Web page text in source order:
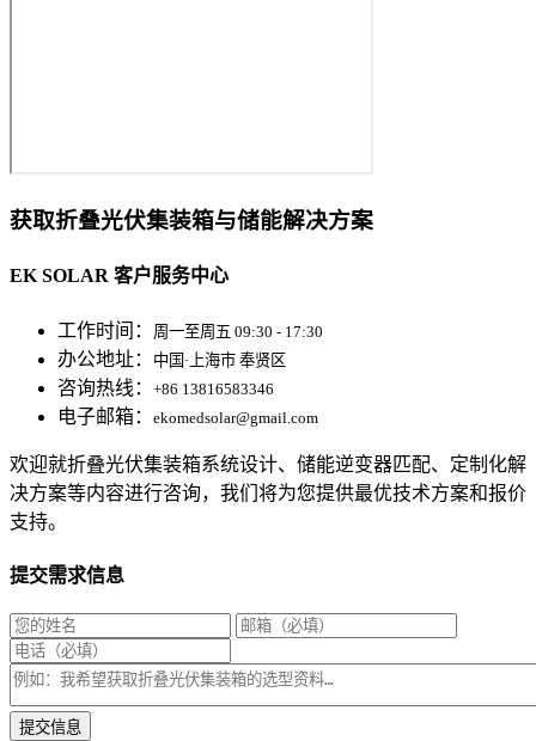
获取折叠光伏集装箱与储能解决方案
EK SOLAR 客户服务中心
工作时间： 周一至周五 09:30 - 17:30
办公地址： 中国·上海市 奉贤区
咨询热线： +86 13816583346
电子邮箱： ekomedsolar@gmail.com
欢迎就折叠光伏集装箱系统设计、储能逆变器匹配、定制化解
决方案等内容进行咨询，我们将为您提供最优技术方案和报价
支持。
提交需求信息